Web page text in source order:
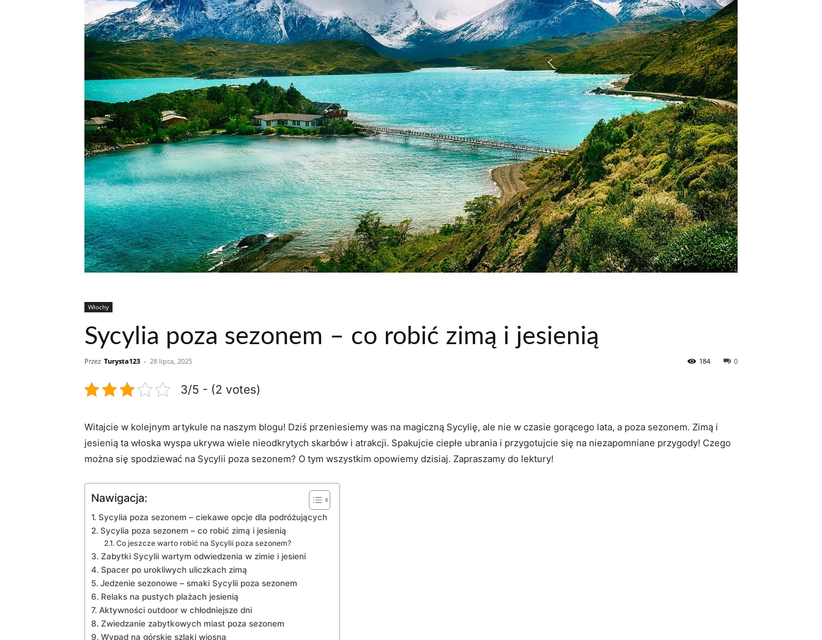
Włochy
Sycylia poza sezonem – co robić zimą i jesienią
Przez Turysta123 - 28 lipca, 2025 0
184
3/5 - (2 votes)
Witajcie w kolejnym artykule na naszym blogu! Dziś przeniesiemy was na magiczną Sycylię, ale nie w czasie gorącego lata, a poza sezonem. Zimą i
jesienią ta włoska wyspa ukrywa wiele nieodkrytych skarbów i atrakcji. Spakujcie ciepłe ubrania i przygotujcie się na niezapomniane przygody! Czego
można się spodziewać na Sycylii poza sezonem? O tym wszystkim opowiemy dzisiaj. Zapraszamy do lektury!
Nawigacja:
Sycylia poza sezonem – ciekawe opcje dla podróżujących
Sycylia poza sezonem – co robić zimą i jesienią
Co jeszcze warto robić na Sycylii poza sezonem?
Zabytki Sycylii wartym odwiedzenia w zimie i jesieni
Spacer po urokliwych uliczkach zimą
Jedzenie sezonowe – smaki Sycylii poza sezonem
Relaks na pustych plażach jesienią
Aktywności outdoor w chłodniejsze dni
Zwiedzanie zabytkowych miast poza sezonem
Wypad na górskie szlaki wiosną